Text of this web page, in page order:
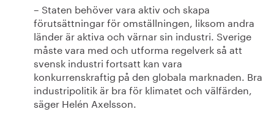
– Staten behöver vara aktiv och skapa
förutsättningar för omställningen, liksom andra
länder är aktiva och värnar sin industri. Sverige
måste vara med och utforma regelverk så att
svensk industri fortsatt kan vara
konkurrenskraftig på den globala marknaden. Bra
industripolitik är bra för klimatet och välfärden,
säger Helén Axelsson.